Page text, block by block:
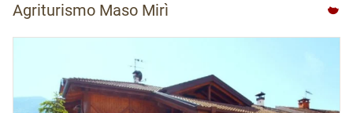
Agriturismo Maso Mirì